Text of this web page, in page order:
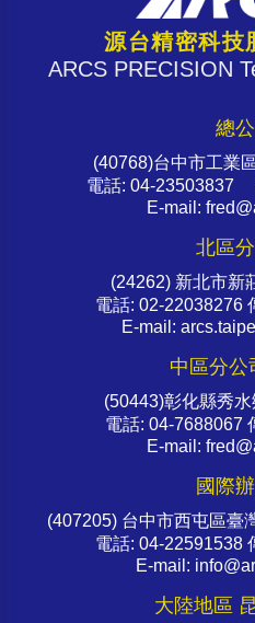
源台精密科技
ARCS PRECISION
總公
(40768)台中市工業
電話: 04-23503837
E-mail:
北區
(24262) 新北市新
電話: 02-22038276
E-mail:
中區分公
(50443)彰化縣秀
電話: 04-7688067
E-mail:
國際
(407205) 台中市西屯區臺
電話: 04-22591538
E-mail:
大陸地區